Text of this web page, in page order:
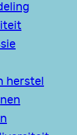
herstel